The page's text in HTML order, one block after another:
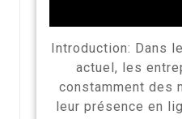
Introduction: Dans
actuel, les
constamment des
leur présence en